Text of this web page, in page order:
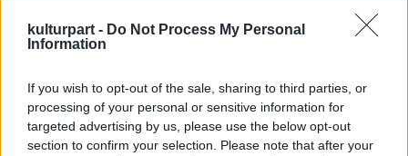
kulturpart - Do Not Process My Personal
Information
If you wish to opt-out of the sale, sharing to third parties, or
processing of your personal or sensitive information for
targeted advertising by us, please use the below opt-out
section to confirm your selection. Please note that after your
A koncert helyszíne: Bajor Gizi
Színészmúzeum (XII. k. Stromfeld Aurél u. 16.)
Jelentkezési határidő: 2010. október 15.
péntek
A produkciók időtartama: maximum 10 perc